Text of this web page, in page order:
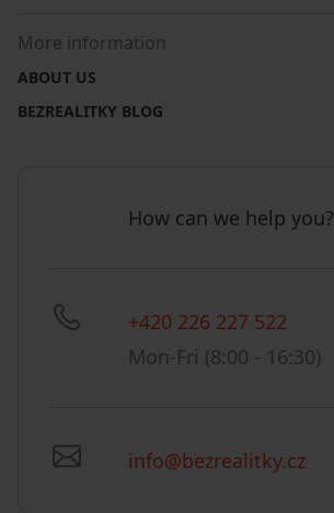
More information
ABOUT US
BEZREALITKY BLOG
How can we help you?
+420 226 227 522
Mon-Fri (8:00 - 16:30)
info@bezrealitky.cz